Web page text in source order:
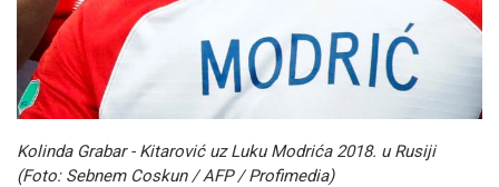
Kolinda Grabar - Kitarović uz Luku Modrića 2018. u Rusiji
(Foto: Sebnem Coskun / AFP / Profimedia)